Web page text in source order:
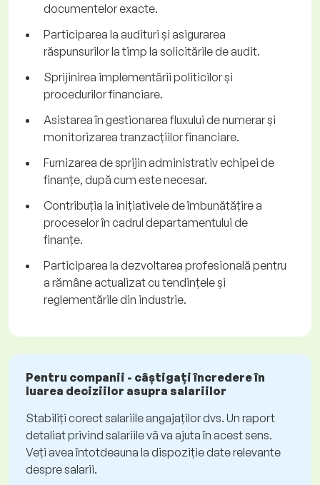
documentelor exacte.
Participarea la audituri și asigurarea
răspunsurilor la timp la solicitările de audit.
Sprijinirea implementării politicilor și
procedurilor financiare.
Asistarea în gestionarea fluxului de numerar și
monitorizarea tranzacțiilor financiare.
Furnizarea de sprijin administrativ echipei de
finanțe, după cum este necesar.
Contribuția la inițiativele de îmbunătățire a
proceselor în cadrul departamentului de
finanțe.
Participarea la dezvoltarea profesională pentru
a rămâne actualizat cu tendințele și
reglementările din industrie.
Pentru companii - câștigați încredere în
luarea deciziilor asupra salariilor
Stabiliți corect salariile angajaților dvs. Un raport
detaliat privind salariile vă va ajuta în acest sens.
Veți avea întotdeauna la dispoziție date relevante
despre salarii.